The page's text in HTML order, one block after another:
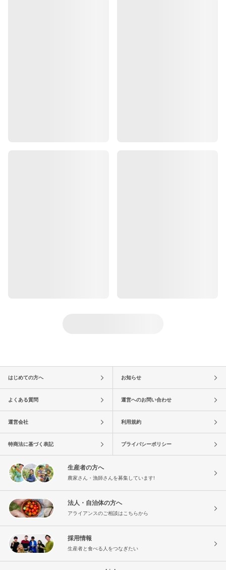
はじめての方へ お知らせ
よくある質問 運営へのお問い合わせ
運営会社 利用規約
特商法に基づく表記 プライバシーポリシー
生産者の方へ
農家さん・漁師さんを募集しています!
法人・自治体の方へ
アライアンスのご相談はこちらから
採用情報
生産者と食べる人をつなぎたい